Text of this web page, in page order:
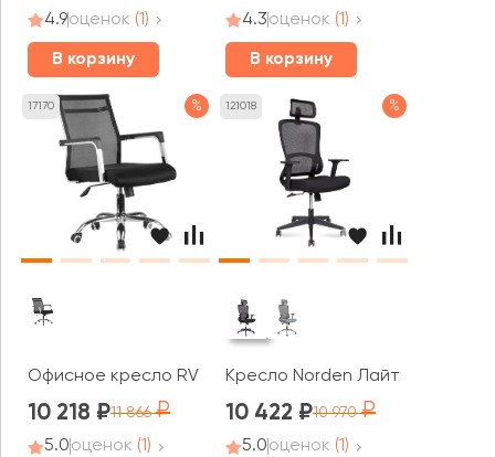
4.9оценок (1)
В корзину
4.3оценок (1)
В корзину
17170 %
Офисное кресло RV ЧЕЙР Нет / Net (706E)
10 218 11 866
5.0оценок (1)
121018 %
Кресло Norden Лайт / Light
10 422 10 970
5.0оценок (1)